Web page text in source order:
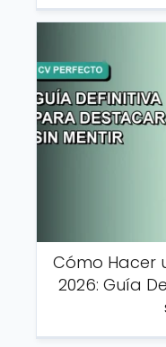
Cómo Hacer
2026: Guía